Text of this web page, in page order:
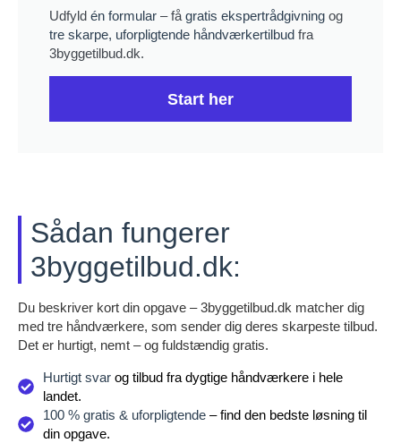
Udfyld én formular – få gratis ekspertrådgivning og
tre skarpe, uforpligtende håndværkertilbud fra
3byggetilbud.dk.
Start her
Sådan fungerer
3byggetilbud.dk:
Du beskriver kort din opgave – 3byggetilbud.dk matcher dig
med tre håndværkere, som sender dig deres skarpeste tilbud.
Det er hurtigt, nemt – og fuldstændig gratis.
Hurtigt svarog tilbud fra dygtige håndværkere i hele
landet.
100 % gratis & uforpligtende– find den bedste løsning til
din opgave.